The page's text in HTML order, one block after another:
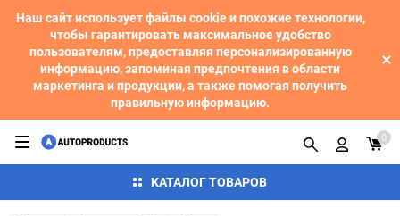
Наш сайт использует файлы cookie и похожие технологии,
чтобы гарантировать максимальное удобство
пользователям, предоставляя персонализированную
информацию, запоминая предпочтения в области
маркетинга и продукции, а также помогая получить
правильную информацию.
КАТАЛОГ ТОВАРОВ
0